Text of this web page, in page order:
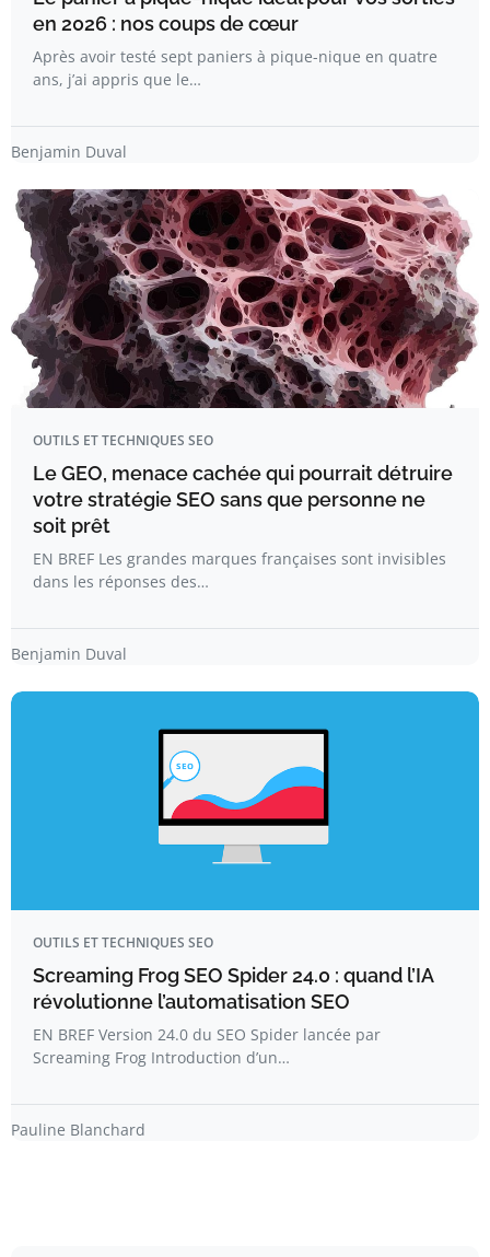
en 2026 : nos coups de cœur
Après avoir testé sept paniers à pique-nique en quatre
ans, j’ai appris que le…
Benjamin Duval
OUTILS ET TECHNIQUES SEO
Le GEO, menace cachée qui pourrait détruire
votre stratégie SEO sans que personne ne
soit prêt
EN BREF Les grandes marques françaises sont invisibles
dans les réponses des…
Benjamin Duval
OUTILS ET TECHNIQUES SEO
Screaming Frog SEO Spider 24.0 : quand l’IA
révolutionne l’automatisation SEO
EN BREF Version 24.0 du SEO Spider lancée par
Screaming Frog Introduction d’un…
Pauline Blanchard